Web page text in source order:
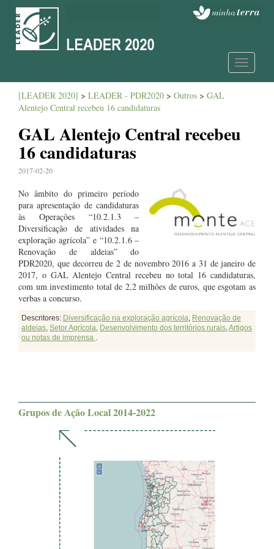
Toggle
[LEADER 2020] > LEADER - PDR2020 > Outros > GAL
Alentejo Central recebeu 16 candidaturas
GAL Alentejo Central recebeu
16 candidaturas
2017-02-20
No âmbito do primeiro período
para apresentação de candidaturas
às Operações “10.2.1.3 –
Diversificação de atividades na
exploração agrícola” e “10.2.1.6 –
Renovação de aldeias” do
PDR2020, que decorreu de 2 de novembro 2016 a 31 de janeiro de
2017, o GAL Alentejo Central recebeu no total 16 candidaturas,
com um investimento total de 2,2 milhões de euros, que esgotam as
verbas a concurso.
Descritores: Diversificação na exploração agrícola, Renovação de
aldeias, Setor Agrícola, Desenvolvimento dos territórios rurais,Artigos
ou notas de imprensa .
Grupos de Ação Local 2014-2022